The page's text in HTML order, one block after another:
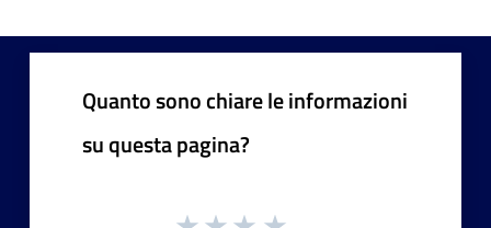
Quanto sono chiare le informazioni
su questa pagina?